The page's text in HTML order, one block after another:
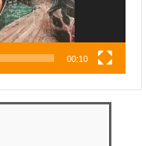
00:10